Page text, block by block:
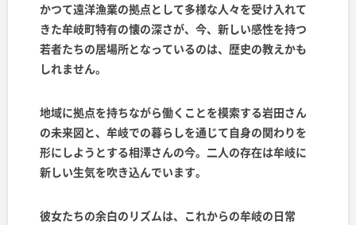
かつて遠洋漁業の拠点として多様な人々を受け入れて
きた牟岐町特有の懐の深さが、今、新しい感性を持つ
若者たちの居場所となっているのは、歴史の教えかも
しれません。
地域に拠点を持ちながら働くことを模索する岩田さん
の未来図と、牟岐での暮らしを通じて自身の関わりを
形にしようとする相澤さんの今。二人の存在は牟岐に
新しい生気を吹き込んでいます。
彼女たちの余白のリズムは、これからの牟岐の日常